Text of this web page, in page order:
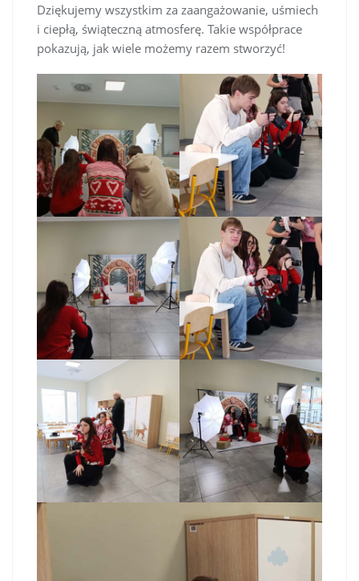
Dziękujemy wszystkim za zaangażowanie, uśmiech
i ciepłą, świąteczną atmosferę. Takie współprace
pokazują, jak wiele możemy razem stworzyć!